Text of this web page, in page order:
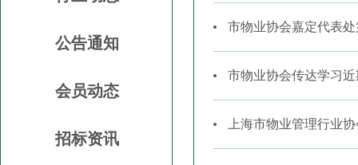
公告通知
会员动态
招标资讯
市物业协会嘉定代表
市物业协会传达学习
上海市物业管理行业